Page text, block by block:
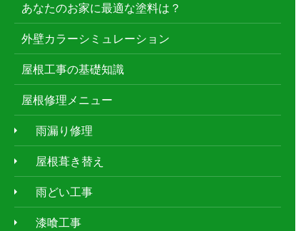
あなたのお家に最適な塗料は？
外壁カラーシミュレーション
屋根工事の基礎知識
屋根修理メニュー
雨漏り修理
屋根葺き替え
雨どい工事
漆喰工事